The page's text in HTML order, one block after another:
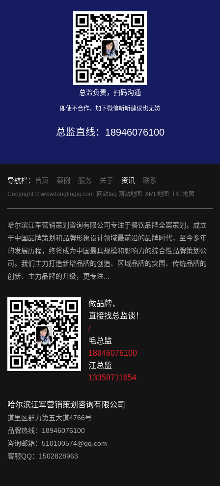
总监负责，扫码沟通
即使不合作，加下微信听听建议也无妨
总监直线： 18946076100
导航栏： 首页 案例 服务 关于 资讯 联系
Copyright © www.tonglingsj.com 网站tag 网站地图 XML地图 TXT地图
哈尔滨江军营销策划咨询有限公司专注于餐饮品牌全案策划，成立
于中国品牌策划和品牌形象设计领域最前沿的品牌时代，至今多年
的发展历程，终将成为中国最具规模和影响力的综合性品牌策划公
司。我们主力打造新增品牌的创造、区域品牌的突围、传统品牌的
创新、主力品牌的升级，更专注...
做品牌，
直接找总监谈！
/
毛总监
18946076100
江总监
13359711654
哈尔滨江军营销策划咨询有限公司
道里区群力第五大道4766号
品牌热线：18946076100
咨询邮箱：510100574@qq.com
客服QQ：1502828963